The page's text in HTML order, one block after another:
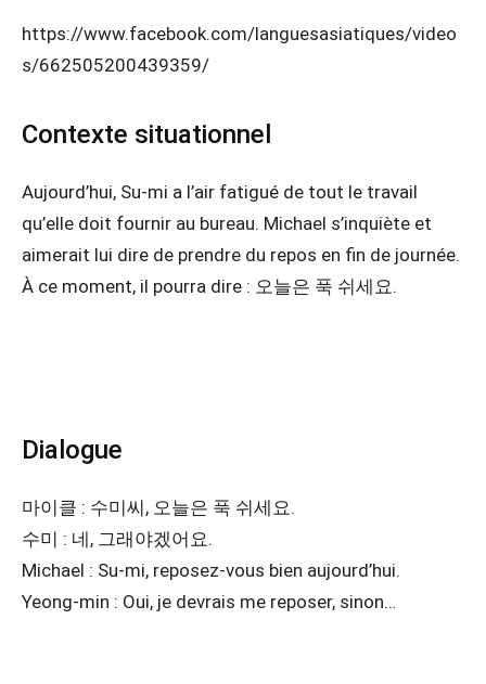
https://www.facebook.com/languesasiatiques/video
s/662505200439359/
Contexte situationnel
Aujourd’hui, Su-mi a l’air fatigué de tout le travail
qu’elle doit fournir au bureau. Michael s’inquiète et
aimerait lui dire de prendre du repos en fin de journée.
À ce moment, il pourra dire : 오늘은 푹 쉬세요.
Dialogue
마이클 : 수미씨, 오늘은 푹 쉬세요.
수미 : 네, 그래야겠어요.
Michael : Su-mi, reposez-vous bien aujourd’hui.
Yeong-min : Oui, je devrais me reposer, sinon…